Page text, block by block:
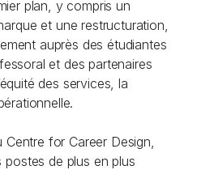
plan, y compris un
et une restructuration,
auprès des étudiantes
et des partenaires
des services, la
for Career Design,
de plus en plus